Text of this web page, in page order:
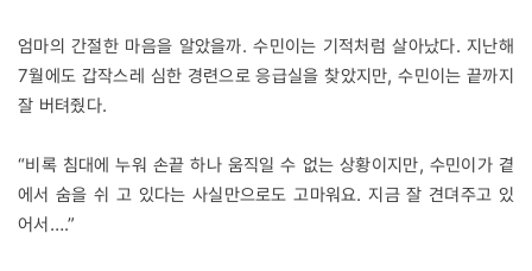
엄마의 간절한 마음을 알았을까. 수민이는 기적처럼 살아났다. 지난해
7월에도 갑작스레 심한 경련으로 응급실을 찾았지만, 수민이는 끝까지
잘 버텨줬다.
“비록 침대에 누워 손끝 하나 움직일 수 없는 상황이지만, 수민이가 곁
에서 숨을 쉬 고 있다는 사실만으로도 고마워요. 지금 잘 견뎌주고 있
어서….”